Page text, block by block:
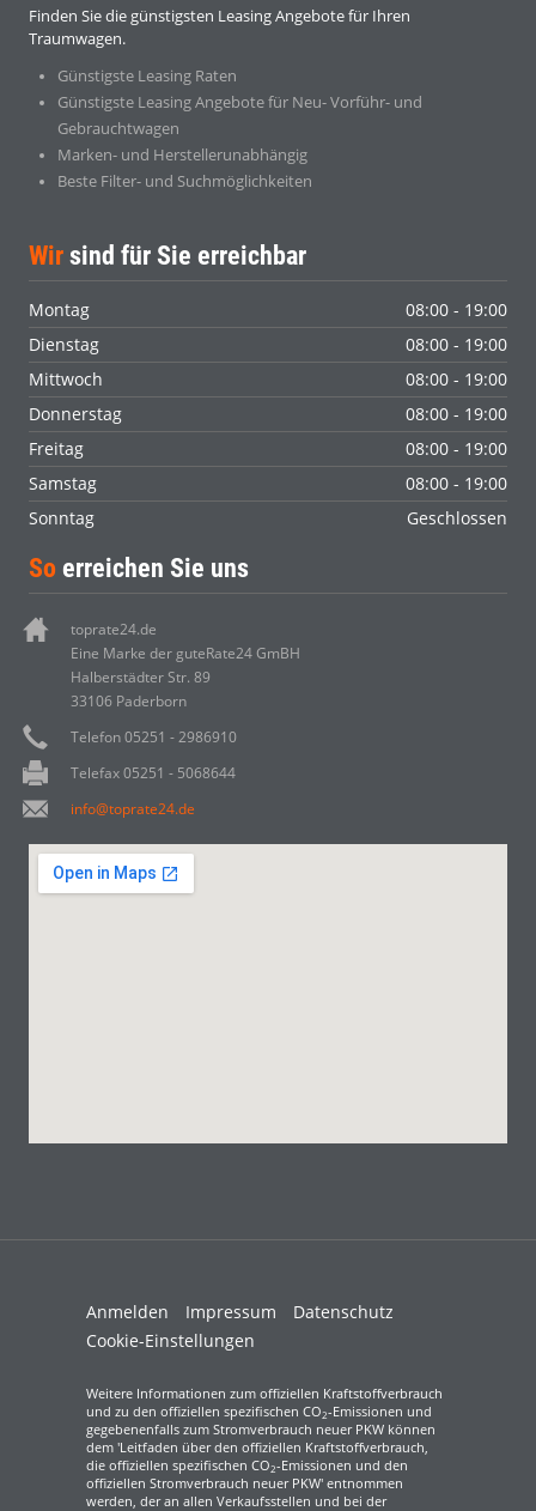
Finden Sie die günstigsten Leasing Angebote für Ihren
Traumwagen.
Günstigste Leasing Raten
Günstigste Leasing Angebote für Neu- Vorführ- und
Gebrauchtwagen
Marken- und Herstellerunabhängig
Beste Filter- und Suchmöglichkeiten
Wir sind für Sie erreichbar
Montag
08:00 - 19:00
Dienstag
08:00 - 19:00
Mittwoch
08:00 - 19:00
Donnerstag
08:00 - 19:00
Freitag
08:00 - 19:00
Samstag
08:00 - 19:00
Sonntag
Geschlossen
So erreichen Sie uns
toprate24.de
Eine Marke der guteRate24 GmBH
Halberstädter Str. 89
33106 Paderborn
Telefon 05251 - 2986910
Telefax 05251 - 5068644
info@toprate24.de
Anmelden Impressum
Datenschutz
Cookie-Einstellungen
Weitere Informationen zum offiziellen Kraftstoffverbrauch
und zu den offiziellen spezifischen CO2-Emissionen und
gegebenenfalls zum Stromverbrauch neuer PKW können
dem 'Leitfaden über den offiziellen Kraftstoffverbrauch,
die offiziellen spezifischen CO2-Emissionen und den
offiziellen Stromverbrauch neuer PKW' entnommen
werden, der an allen Verkaufsstellen und bei der